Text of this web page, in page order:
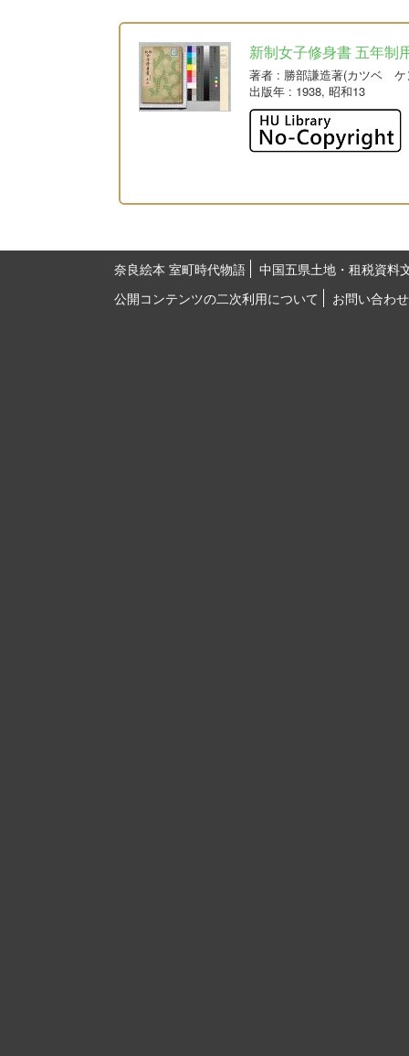
新制女子修身書 五年制
著者 : 勝部謙造著(カツベ ケ
出版年 : 1938, 昭和13
奈良絵本 室町時代物語
中国五県土地・租税資料
公開コンテンツの二次利用について
お問い合わせ